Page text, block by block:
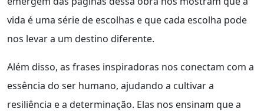
vida é uma série de escolhas e que cada escolha pode
nos levar a um destino diferente.
Além disso, as frases inspiradoras nos conectam com a
essência do ser humano, ajudando a cultivar a
resiliência e a determinação. Elas nos ensinam que a